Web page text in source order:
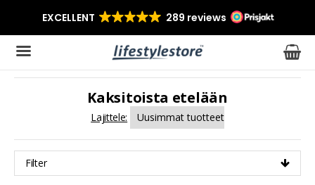
Tuote on lisätty ostoskoriin
Kaksitoista etelään
Lajittele:
Filter